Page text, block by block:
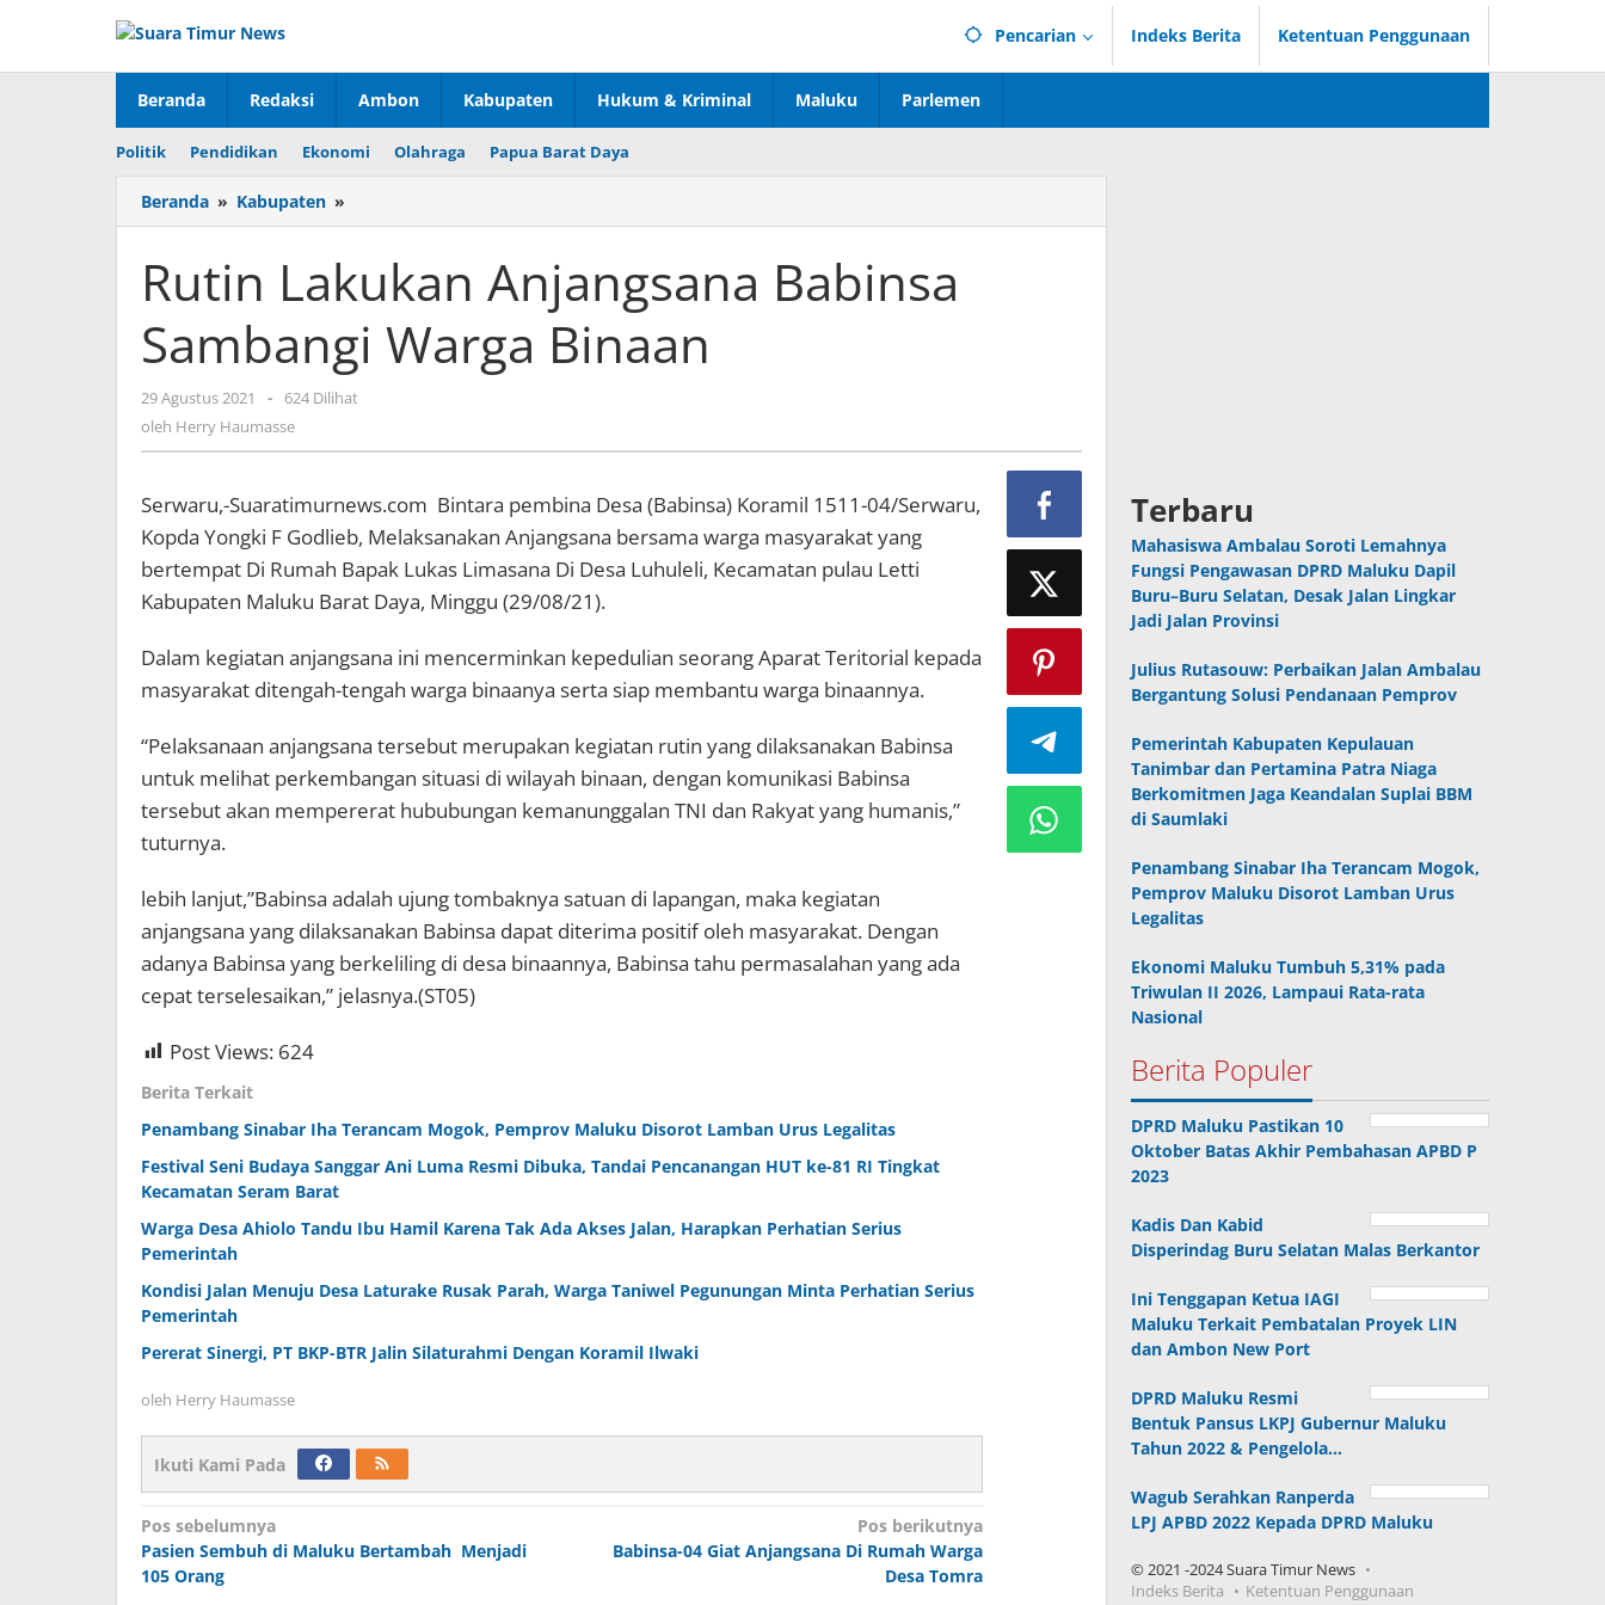
Pencarian Indeks Berita Ketentuan Penggunaan
Beranda Redaksi Ambon Kabupaten Hukum & Kriminal Maluku Parlemen
Politik Pendidikan Ekonomi Olahraga Papua Barat Daya
Beranda » Kabupaten »
Lakukan
Babinsa
Sambangi
Warga
Binaan
Rutin Lakukan Anjangsana Babinsa
Sambangi Warga Binaan
29 Agustus 2021
oleh
Herry
-
624 Dilihat
oleh Herry Haumasse
Serwaru,-Suaratimurnews.com Bintara pembina Desa (Babinsa) Koramil 1511-04/Serwaru,
Kopda Yongki F Godlieb, Melaksanakan Anjangsana bersama warga masyarakat yang
bertempat Di Rumah Bapak Lukas Limasana Di Desa Luhuleli, Kecamatan pulau Letti
Kabupaten Maluku Barat Daya, Minggu (29/08/21).
Dalam kegiatan anjangsana ini mencerminkan kepedulian seorang Aparat Teritorial kepada
masyarakat ditengah-tengah warga binaanya serta siap membantu warga binaannya.
“Pelaksanaan anjangsana tersebut merupakan kegiatan rutin yang dilaksanakan Babinsa
untuk melihat perkembangan situasi di wilayah binaan, dengan komunikasi Babinsa
tersebut akan mempererat hububungan kemanunggalan TNI dan Rakyat yang humanis,”
tuturnya.
lebih lanjut,”Babinsa adalah ujung tombaknya satuan di lapangan, maka kegiatan
anjangsana yang dilaksanakan Babinsa dapat diterima positif oleh masyarakat. Dengan
adanya Babinsa yang berkeliling di desa binaannya, Babinsa tahu permasalahan yang ada
cepat terselesaikan,” jelasnya.(ST05)
Post Views: 624
Berita Terkait
Penambang Sinabar Iha Terancam Mogok, Pemprov Maluku Disorot Lamban Urus Legalitas
Festival Seni Budaya Sanggar Ani Luma Resmi Dibuka, Tandai Pencanangan HUT ke-81 RI Tingkat
Kecamatan Seram Barat
Warga Desa Ahiolo Tandu Ibu Hamil Karena Tak Ada Akses Jalan, Harapkan Perhatian Serius
Pemerintah
Kondisi Jalan Menuju Desa Laturake Rusak Parah, Warga Taniwel Pegunungan Minta Perhatian Serius
Pemerintah
Pererat Sinergi, PT BKP-BTR Jalin Silaturahmi Dengan Koramil Ilwaki
oleh Herry Haumasse
Ikuti Kami Pada
Navigasi
pos
Pos sebelumnya
Pasien Sembuh di Maluku Bertambah Menjadi
105 Orang
Pos berikutnya
Babinsa-04 Giat Anjangsana Di Rumah Warga
Desa Tomra
Terbaru
Mahasiswa Ambalau Soroti Lemahnya
Fungsi Pengawasan DPRD Maluku Dapil
Buru–Buru Selatan, Desak Jalan Lingkar
Jadi Jalan Provinsi
Julius Rutasouw: Perbaikan Jalan Ambalau
Bergantung Solusi Pendanaan Pemprov
Pemerintah Kabupaten Kepulauan
Tanimbar dan Pertamina Patra Niaga
Berkomitmen Jaga Keandalan Suplai BBM
di Saumlaki
Penambang Sinabar Iha Terancam Mogok,
Pemprov Maluku Disorot Lamban Urus
Legalitas
Ekonomi Maluku Tumbuh 5,31% pada
Triwulan II 2026, Lampaui Rata-rata
Nasional
Berita Populer
DPRD Maluku Pastikan 10
Oktober Batas Akhir Pembahasan APBD P
2023
Kadis Dan Kabid
Disperindag Buru Selatan Malas Berkantor
Ini Tenggapan Ketua IAGI
Maluku Terkait Pembatalan Proyek LIN
dan Ambon New Port
DPRD Maluku Resmi
Bentuk Pansus LKPJ Gubernur Maluku
Tahun 2022 & Pengelola…
Wagub Serahkan Ranperda
LPJ APBD 2022 Kepada DPRD Maluku
© 2021 -2024 Suara Timur News
Indeks Berita
Ketentuan Penggunaan